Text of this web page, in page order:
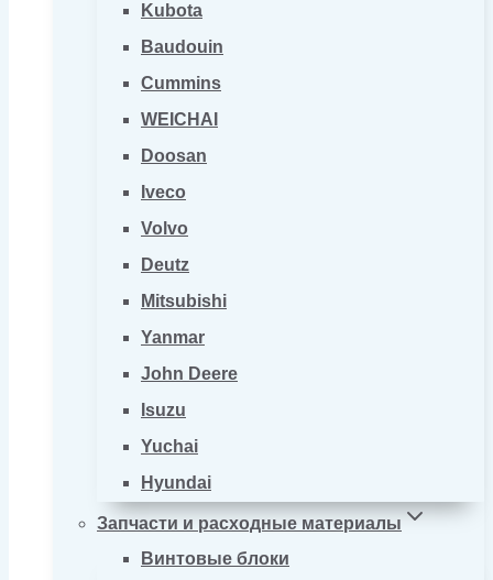
Kubota
Baudouin
Cummins
WEICHAI
Doosan
Iveco
Volvo
Deutz
Mitsubishi
Yanmar
John Deere
Isuzu
Yuchai
Hyundai
Запчасти и расходные материалы
Винтовые блоки